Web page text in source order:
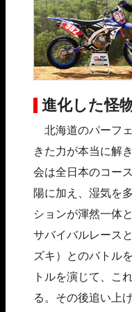
進化した怪
北海道のパーフ
きた力が本当に解
会は全日本のコー
陽に加え、湿気を
ションが渾然一体
サバイバルレース
ズキ）とのバトル
トルを演じて、こ
る。その後追い上